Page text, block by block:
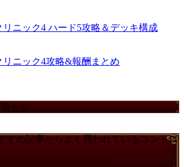
リニック4 ハード5攻略＆デッキ構成
リニック4攻略&報酬まとめ
らせ
すめ記事からよく買われているコントロ